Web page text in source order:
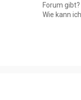
Forum gibt?
Wie kann